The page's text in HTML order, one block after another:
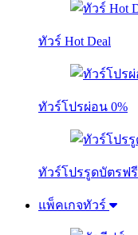
ทัวร์ Hot Deal
ทัวร์โปรผ่อน 0%
ทัวร์โปรรูดบัตรฟรี
แพ็คเกจทัวร์